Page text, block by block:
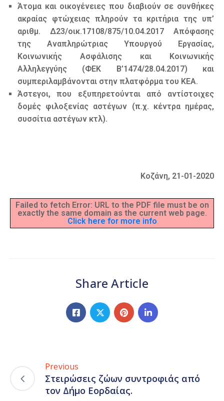
Άτομα και οικογένειες που διαβιούν σε συνθήκες
ακραίας φτώχειας πληρούν τα κριτήρια της υπ’
αριθμ. Δ23/οικ.17108/875/10.04.2017 Απόφασης
της Αναπληρώτριας Υπουργού Εργασίας,
Κοινωνικής Ασφάλισης και Κοινωνικής
Αλληλεγγύης (ΦΕΚ Β’1474/28.04.2017) και
συμπεριλαμβάνονται στην πλατφόρμα του ΚΕΑ.
Άστεγοι, που εξυπηρετούνται από αντίστοιχες
δομές φιλοξενίας αστέγων (π.χ. κέντρα ημέρας,
συσσίτια αστέγων κτλ).
Κοζάνη, 21-01-2020
Failed to fetch Error: URL to the PDF file must be on
exactly the same domain as the current web page.
Click here for more info
Share Article
Previous
Στειρώσεις ζώων συντροφιάς από
τον Δήμο Εορδαίας.